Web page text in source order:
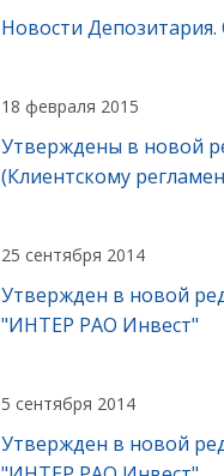
Новости
18 февраля 2015
Утверждены в новой
(Клиентскому
25 сентября 2014
Утвержден в новой
"ИНТЕР РАО Инвест"
5 сентября 2014
Утвержден в новой